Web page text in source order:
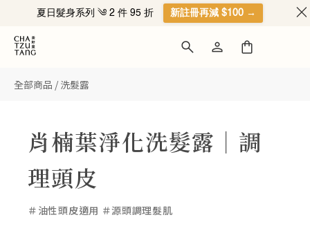
全部商品 / 洗髮露
肖楠葉淨化洗髮露｜調
理頭皮
＃油性頭皮適用 ＃源頭調理髮肌
夏日髮身系列 ༄ 2 件 95 折 新註冊再減 $100 →